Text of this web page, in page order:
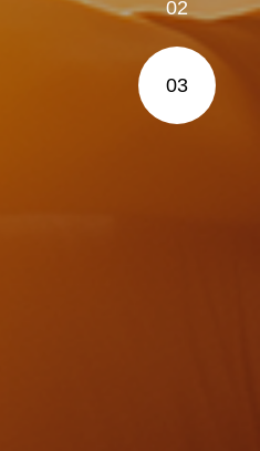
02
03